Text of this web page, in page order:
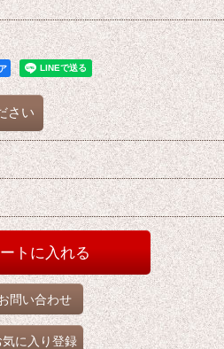
さい
トに入れる
問い合わせ
気に入り登録